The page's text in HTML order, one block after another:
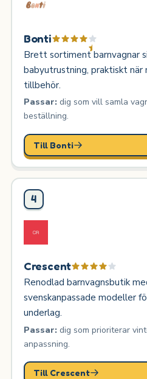
Bonti
Brett sortiment barnvagnar
babyutrustning, praktiskt när
tillbehör.
Passar:dig som vill samla
beställning.
Till Bonti
4
Crescent
Renodlad barnvagnsbutik
svenskanpassade modeller
underlag.
Passar:dig som prioriterar
anpassning.
Till Crescent